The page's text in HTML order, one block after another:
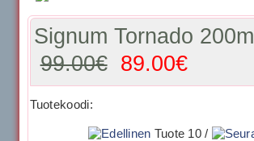
Signum Tornado 200m
99.00€ 89.00€
Tuotekoodi:
Tuote 10 /